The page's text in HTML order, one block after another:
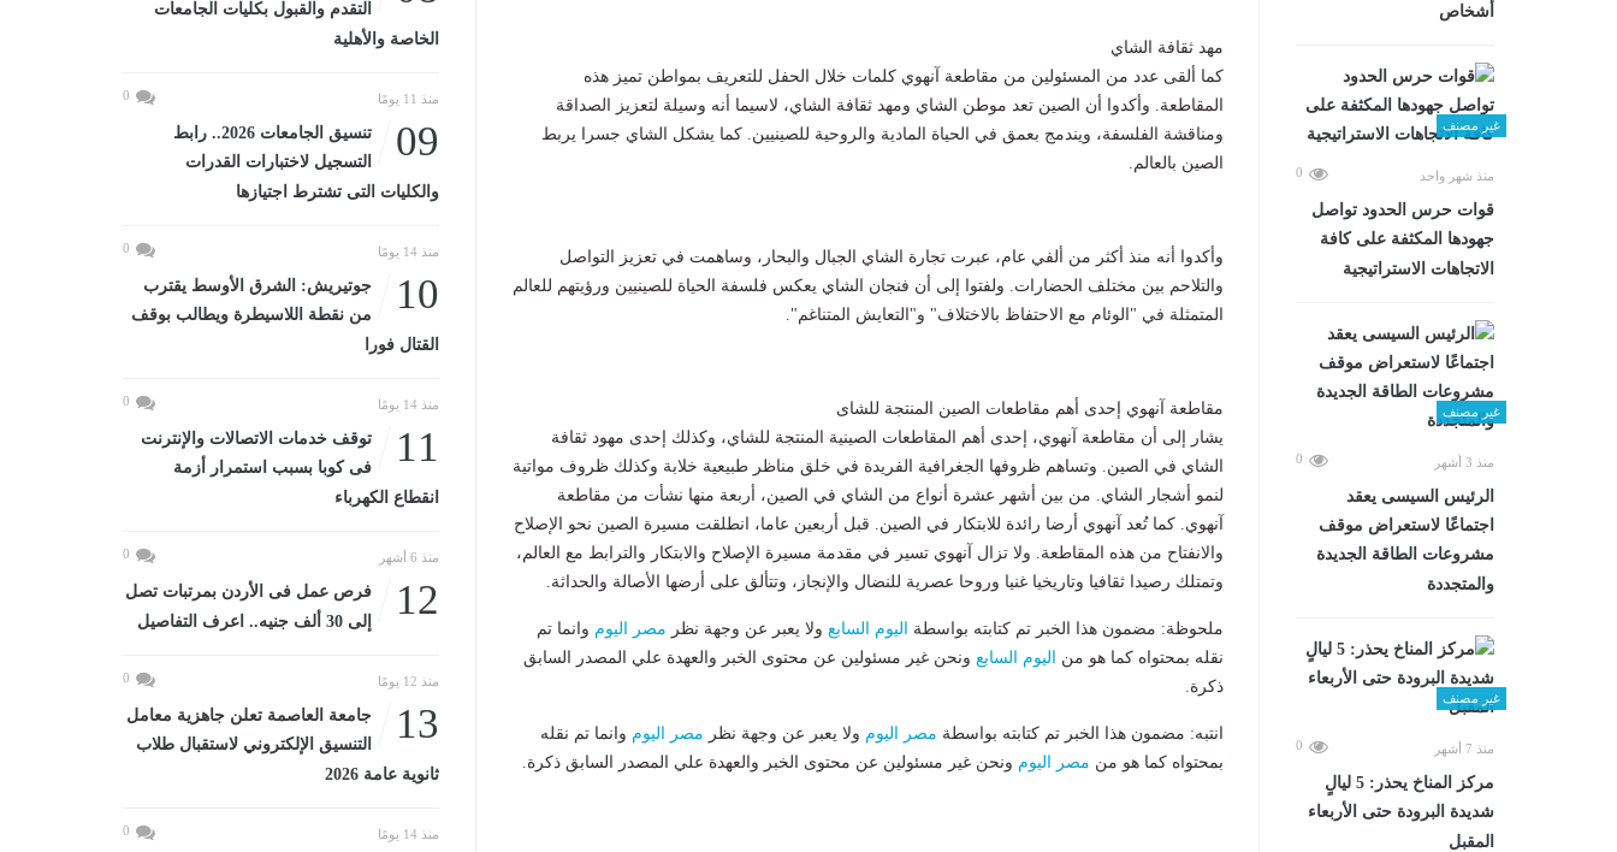
أشخاص
غير مصنف
منذ شهر واحد 0
قوات حرس الحدود تواصل
جهودها المكثفة على كافة
الاتجاهات الاستراتيجية
غير مصنف
منذ 3 أشهر 0
الرئيس السيسى يعقد
اجتماعًا لاستعراض موقف
مشروعات الطاقة الجديدة
والمتجددة
غير مصنف
منذ 7 أشهر 0
مركز المناخ يحذر: 5 ليالٍ
شديدة البرودة حتى الأربعاء
المقبل
مهد ثقافة الشاي
كما ألقى عدد من المسئولين من مقاطعة آنهوي كلمات خلال الحفل للتعريف بمواطن تميز هذه
المقاطعة. وأكدوا أن الصين تعد موطن الشاي ومهد ثقافة الشاي، لاسيما أنه وسيلة لتعزيز الصداقة
ومناقشة الفلسفة، ويندمج بعمق في الحياة المادية والروحية للصينيين. كما يشكل الشاي جسرا يربط
الصين بالعالم.
وأكدوا أنه منذ أكثر من ألفي عام، عبرت تجارة الشاي الجبال والبحار، وساهمت في تعزيز التواصل
والتلاحم بين مختلف الحضارات. ولفتوا إلى أن فنجان الشاي يعكس فلسفة الحياة للصينيين ورؤيتهم للعالم
المتمثلة في "الوئام مع الاحتفاظ بالاختلاف" و"التعايش المتناغم".
مقاطعة آنهوي إحدى أهم مقاطعات الصين المنتجة للشاى
يشار إلى أن مقاطعة آنهوي، إحدى أهم المقاطعات الصينية المنتجة للشاي، وكذلك إحدى مهود ثقافة
الشاي في الصين. وتساهم ظروفها الجغرافية الفريدة في خلق مناظر طبيعية خلابة وكذلك ظروف مواتية
لنمو أشجار الشاي. من بين أشهر عشرة أنواع من الشاي في الصين، أربعة منها نشأت من مقاطعة
آنهوي. كما تُعد آنهوي أرضا رائدة للابتكار في الصين. قبل أربعين عاما، انطلقت مسيرة الصين نحو الإصلاح
والانفتاح من هذه المقاطعة. ولا تزال آنهوي تسير في مقدمة مسيرة الإصلاح والابتكار والترابط مع العالم،
وتمتلك رصيدا ثقافيا وتاريخيا غنيا وروحا عصرية للنضال والإنجاز، وتتألق على أرضها الأصالة والحداثة.
ملحوظة: مضمون هذا الخبر تم كتابته بواسطة اليوم السابع ولا يعبر عن وجهة نظر مصر اليوم وانما تم
نقله بمحتواه كما هو من
اليوم السابع ونحن غير مسئولين عن محتوى الخبر والعهدة علي المصدر السابق
ذكرة.
انتبه: مضمون هذا الخبر تم كتابته بواسطة مصر اليوم ولا يعبر عن وجهة نظر مصر اليوم وانما تم نقله
بمحتواه كما هو من مصر اليوم ونحن غير مسئولين عن محتوى الخبر والعهدة علي المصدر السابق ذكرة.
التقدم والقبول بكليات الجامعات
الخاصة والأهلية
منذ 11 يومًا 0
09
تنسيق الجامعات 2026.. رابط
التسجيل لاختبارات القدرات
والكليات التى تشترط اجتيازها
منذ 14 يومًا 0
10
جوتيريش: الشرق الأوسط يقترب
من نقطة اللاسيطرة ويطالب بوقف
القتال فورا
منذ 14 يومًا 0
11
توقف خدمات الاتصالات والإنترنت
فى كوبا بسبب استمرار أزمة
انقطاع الكهرباء
منذ 6 أشهر 0
12
فرص عمل فى الأردن بمرتبات تصل
إلى 30 ألف جنيه.. اعرف التفاصيل
منذ 12 يومًا 0
13
جامعة العاصمة تعلن جاهزية معامل
التنسيق الإلكتروني لاستقبال طلاب
ثانوية عامة 2026
منذ 14 يومًا 0